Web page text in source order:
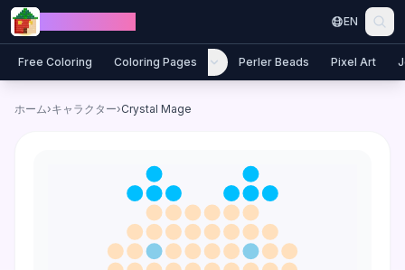
Skip to content
EN
Free Coloring Coloring Pages Perler Beads Pixel Art
ホーム›キャラクター›Crystal Mage